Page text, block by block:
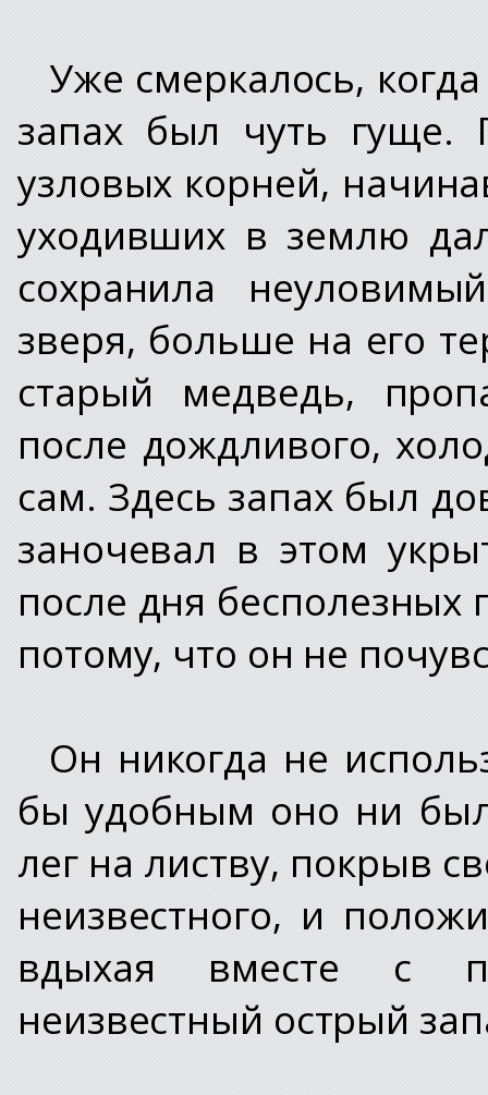
Уже смеркалось,
запах был чуть гуще.
узловых корней,
уходивших в землю
сохранила
зверя, больше на его
старый медведь,
после дождливого,
сам. Здесь запах был
заночевал в этом
после дня
потому, что он не
Он никогда не
бы удобным оно ни
лег на листву, покрыв
неизвестного, и
вдыхая вместе с
неизвестный острый